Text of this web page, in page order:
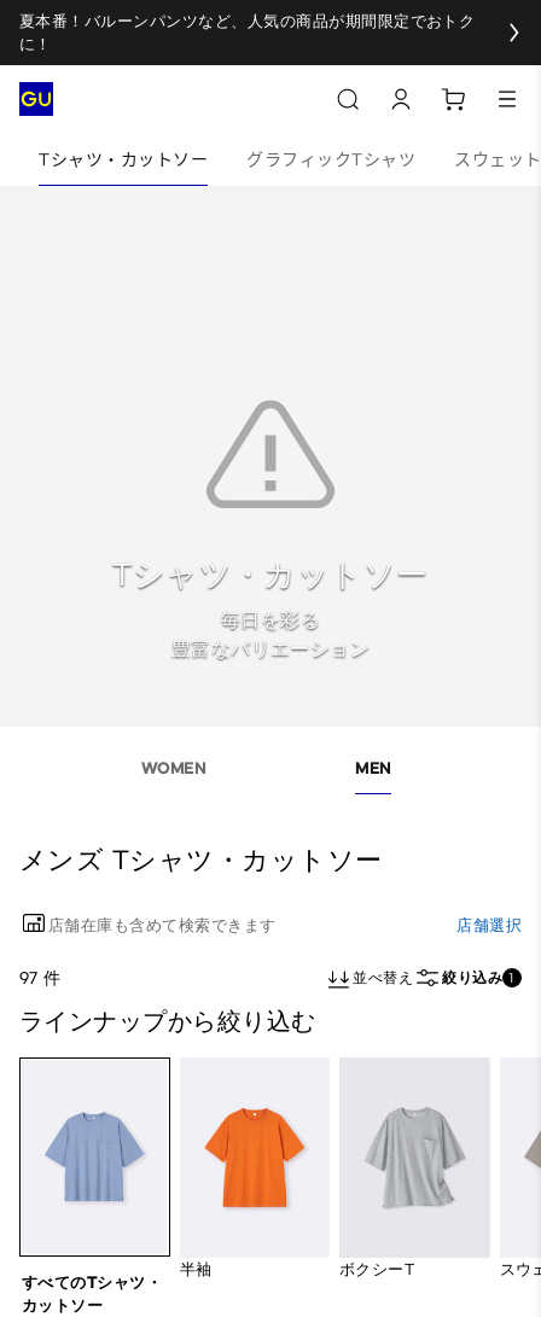
夏本番！バルーンパンツなど、人気の商品が期間限定でおトク
に！
Tシャツ・カットソー グラフィックTシャツ スウェット
Tシャツ・カットソー
毎日を彩る
豊富なバリエーション
WOMEN MEN
メンズ Tシャツ・カットソー
店舗在庫も含めて検索できます 店舗選択
97 件 並べ替え 絞り込み 1
ラインナップから絞り込む
すべてのTシャツ・
カットソー
半袖 ボクシーT スウ